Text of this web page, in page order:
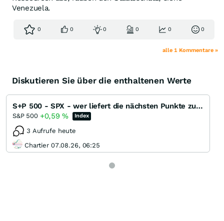
Venezuela.
0 0 0 0 0 0
alle 1 Kommentare »
Diskutieren Sie über die enthaltenen Werte
S+P 500 - SPX - wer liefert die nächsten Punkte zum ATH ?
S&P 500 +0,59% Index
3 Aufrufe heute
Chartier 07.08.26, 06:25